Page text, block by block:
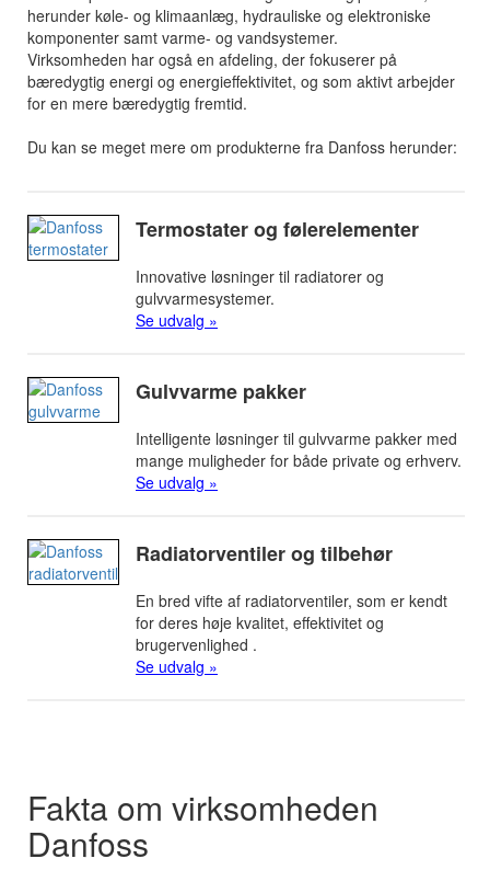
herunder køle- og klimaanlæg, hydrauliske og elektroniske
komponenter samt varme- og vandsystemer.
Virksomheden har også en afdeling, der fokuserer på
bæredygtig energi og energieffektivitet, og som aktivt arbejder
for en mere bæredygtig fremtid.
Du kan se meget mere om produkterne fra Danfoss herunder:
Termostater og følerelementer
Innovative løsninger til radiatorer og
gulvvarmesystemer.
Se udvalg »
Gulvvarme pakker
Intelligente løsninger til gulvvarme pakker med
mange muligheder for både private og erhverv.
Se udvalg »
Radiatorventiler og tilbehør
En bred vifte af radiatorventiler, som er kendt
for deres høje kvalitet, effektivitet og
brugervenlighed .
Se udvalg »
Fakta om virksomheden
Danfoss